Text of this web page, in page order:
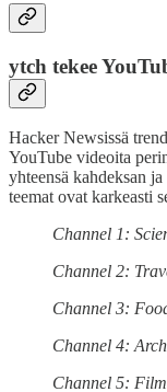
ytch tekee
Hacker Newsissä
YouTube videoita
yhteensä kahdeksan
teemat ovat karkeasti
Channel 1:
Channel 2:
Channel 3:
Channel 4:
Channel 5: